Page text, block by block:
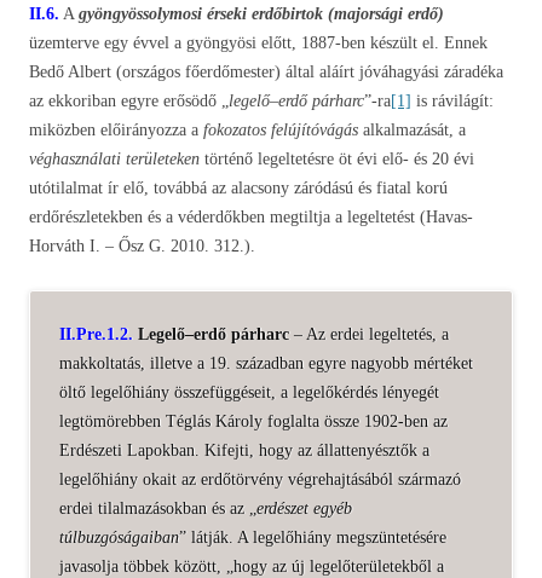
II.6. A gyöngyössolymosi érseki erdőbirtok (majorsági erdő)
üzemterve egy évvel a gyöngyösi előtt, 1887-ben készült el. Ennek
Bedő Albert (országos főerdőmester) által aláírt jóváhagyási záradéka
az ekkoriban egyre erősödő „legelő–erdő párharc”-ra[1] is rávilágít:
miközben előirányozza a fokozatos felújítóvágás alkalmazását, a
véghasználati területeken történő legeltetésre öt évi elő- és 20 évi
utótilalmat ír elő, továbbá az alacsony záródású és fiatal korú
erdőrészletekben és a véderdőkben megtiltja a legeltetést (Havas-
Horváth I. – Ősz G. 2010. 312.).
II.Pre.1.2. Legelő–erdő párharc – Az erdei legeltetés, a
makkoltatás, illetve a 19. században egyre nagyobb mértéket
öltő legelőhiány összefüggéseit, a legelőkérdés lényegét
legtömörebben Téglás Károly foglalta össze 1902-ben az
Erdészeti Lapokban. Kifejti, hogy az állattenyésztők a
legelőhiány okait az erdőtörvény végrehajtásából származó
erdei tilalmazásokban és az „erdészet egyéb
túlbuzgóságaiban” látják. A legelőhiány megszüntetésére
javasolja többek között, „hogy az új legelőterületekből a